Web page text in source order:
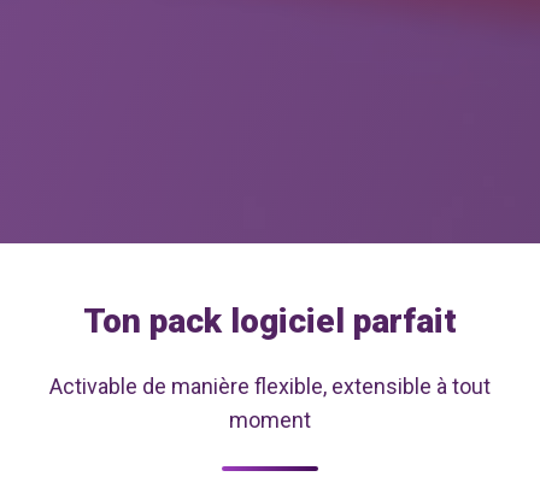
Ton pack logiciel parfait
Activable de manière flexible, extensible à tout
moment